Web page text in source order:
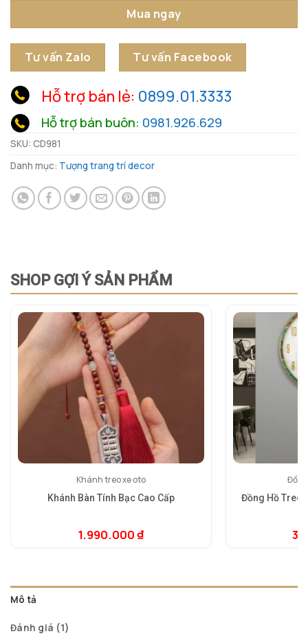
Mua ngay
Tư vấn Zalo Tư vấn Facebook
Hỗ trợ bán lẻ: 0899.01.3333
Hỗ trợ bán buôn: 0981.926.629
SKU: CD981
Danh mục: Tượng trang trí decor
SHOP GỢI Ý SẢN PHẨM
Khánh treo xe oto
Khánh Bàn Tính Bạc Cao Cấp
1.990.000₫
Đồng Hồ Treo
Mô tả
Đánh giá (1)